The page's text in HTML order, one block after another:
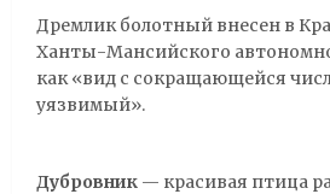
Дремлик болотный внесен в
Ханты-Мансийского
как «вид с сокращающейся
уязвимый».
Дубровник — красивая птица